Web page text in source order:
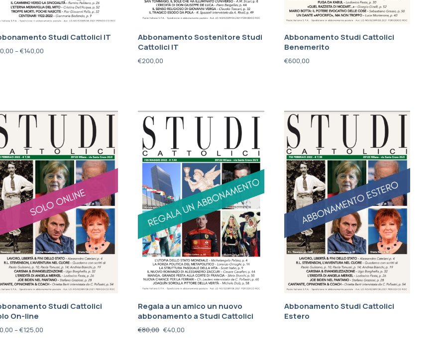
Studi Cattolici IT
–€140,00
Abbonamento Sostenitore Studi
Cattolici IT
€200,00
Abbonamento Studi Cattolici
Benemerito
€600,00
Studi Cattolici
On-line
–€125,00
Regala a un amico un nuovo
abbonamento a Studi Cattolici
€80,00 €40,00
Abbonamento Studi Cattolici
Estero